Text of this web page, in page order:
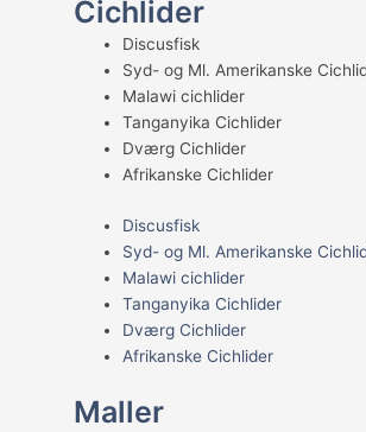
Cichlider
Discusfisk
Syd- og Ml. Amerikanske
Malawi cichlider
Tanganyika Cichlider
Dværg Cichlider
Afrikanske Cichlider
Discusfisk
Syd- og Ml. Amerikanske
Malawi cichlider
Tanganyika Cichlider
Dværg Cichlider
Afrikanske Cichlider
Maller